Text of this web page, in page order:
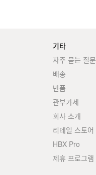
기타
자주 묻는 질문
배송
반품
관부가세
회사 소개
리테일 스토어
HBX Pro
제휴 프로그램